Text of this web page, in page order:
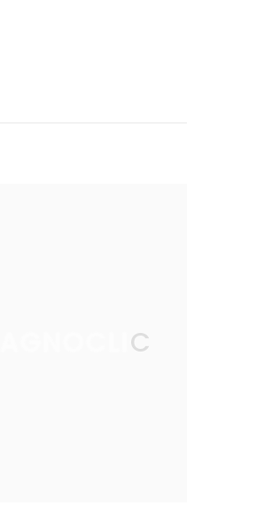
BAGNOCLIC